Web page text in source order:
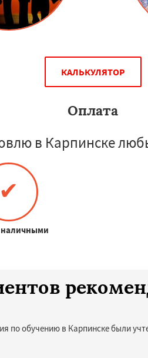
КАЛЬКУЛЯТОР
Оплата
в Карпинске
✔
по обучению в Карпинске были